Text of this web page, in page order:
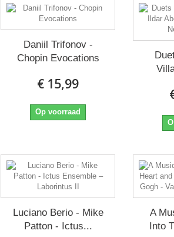
Daniil Trifonov -
Chopin Evocations
€ 15,99
Op voorraad
Luciano Berio - Mike
Patton - Ictus...
A
Into